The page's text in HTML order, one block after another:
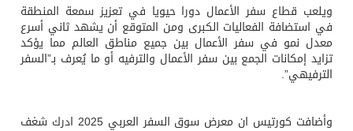
ويلعب قطاع سفر الأعمال دورا حيويا في تعزيز سمعة المنطقة
في استضافة الفعاليات الكبرى ومن المتوقع أن يشهد ثاني أسرع
معدل نمو في سفر الأعمال بين جميع مناطق العالم مما يؤكد
تزايد إمكانات الجمع بين سفر الأعمال والترفيه أو ما يُعرف بـ”السفر
الترفيهي”.
وأضافت كورتيس ان معرض سوق السفر العربي 2025 ادرك شغف